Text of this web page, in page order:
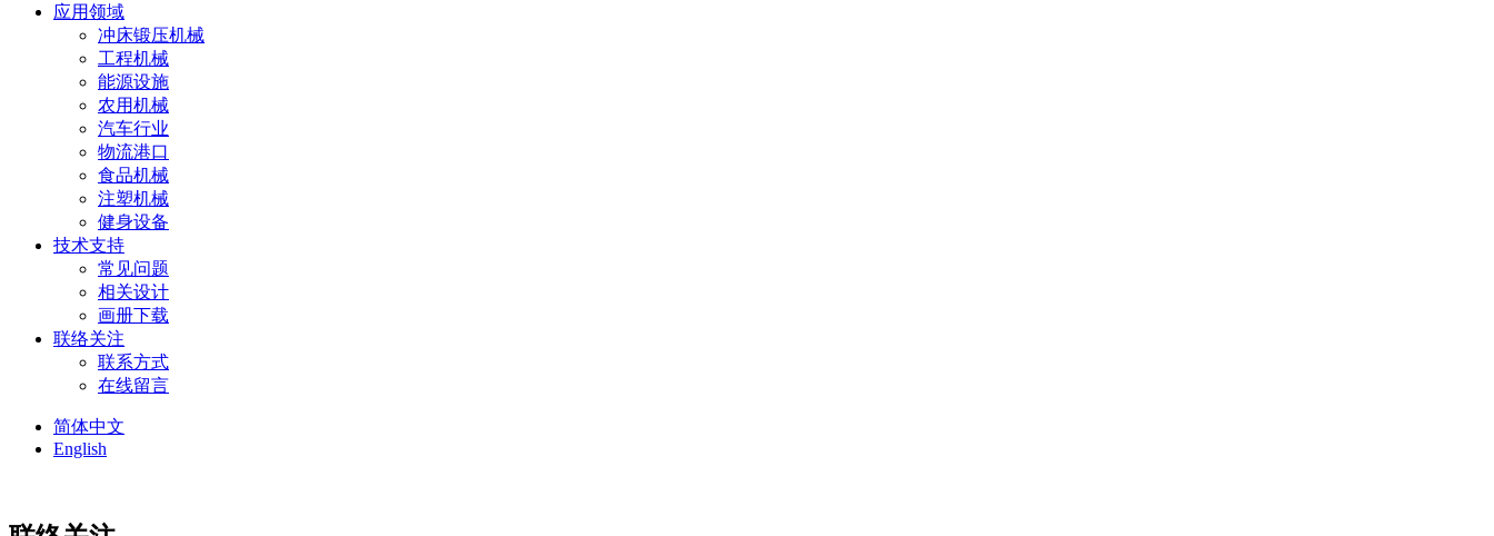
应用领域
冲床锻压机械
工程机械
能源设施
农用机械
汽车行业
物流港口
食品机械
注塑机械
健身设备
技术支持
常见问题
相关设计
画册下载
联络关注
联系方式
在线留言
简体中文
English